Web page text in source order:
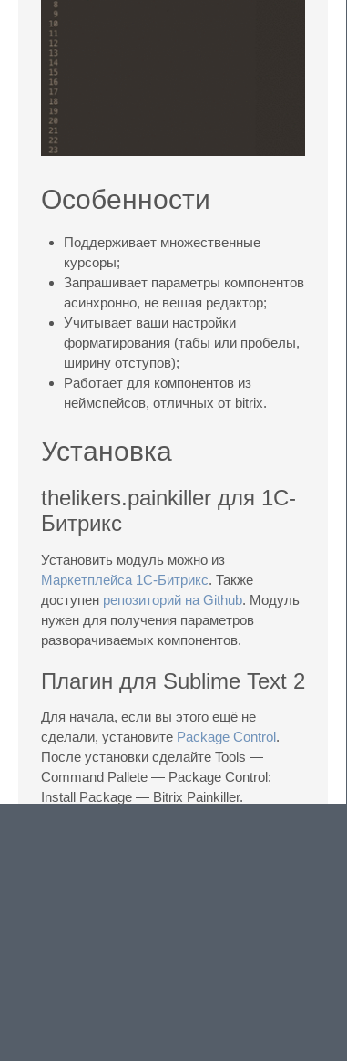
Особенности
Поддерживает множественные
курсоры;
Запрашивает параметры компонентов
асинхронно, не вешая редактор;
Учитывает ваши настройки
форматирования (табы или пробелы,
ширину отступов);
Работает для компонентов из
неймспейсов, отличных от bitrix.
Установка
thelikers.painkiller для 1C-
Битрикс
Установить модуль можно из
Маркетплейса 1С-Битрикс. Также
доступен репозиторий на Github. Модуль
нужен для получения параметров
разворачиваемых компонентов.
Плагин для Sublime Text 2
Для начала, если вы этого ещё не
сделали, установите Package Control.
После установки сделайте Tools —
Command Pallete — Package Control:
Install Package — Bitrix Painkiller.